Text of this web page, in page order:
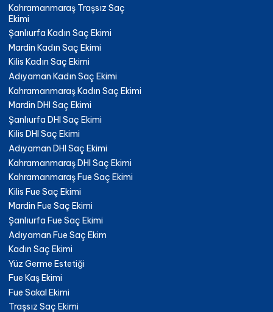
Kahramanmaraş Traşsız Saç
Ekimi
Şanlıurfa Kadın Saç Ekimi
Mardin Kadın Saç Ekimi
Kilis Kadın Saç Ekimi
Adıyaman Kadın Saç Ekimi
Kahramanmaraş Kadın Saç Ekimi
Mardin DHI Saç Ekimi
Şanlıurfa DHI Saç Ekimi
Kilis DHI Saç Ekimi
Adıyaman DHI Saç Ekimi
Kahramanmaraş DHI Saç Ekimi
Kahramanmaraş Fue Saç Ekimi
Kilis Fue Saç Ekimi
Mardin Fue Saç Ekimi
Şanlıurfa Fue Saç Ekimi
Adıyaman Fue Saç Ekim
Kadın Saç Ekimi
Yüz Germe Estetiği
Fue Kaş Ekimi
Fue Sakal Ekimi
Traşsız Saç Ekimi